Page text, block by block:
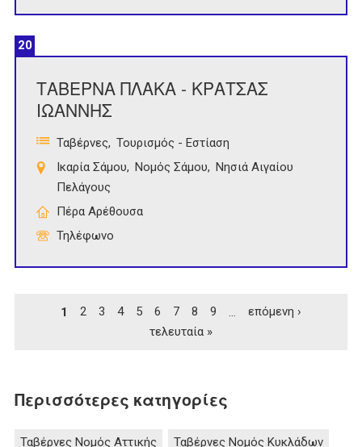
20
ΤΑΒΕΡΝΑ ΠΛΑΚΑ - ΚΡΑΤΣΑΣ
ΙΩΑΝΝΗΣ
Ταβέρνες
Τουρισμός - Εστίαση
Ικαρία Σάμου
Νομός Σάμου
Νησιά Αιγαίου
Πελάγους
Πέρα Αρέθουσα
Τηλέφωνο
1 2 3 4 5 6 7 8 9
επόμενη ›
τελευταία »
Περισσότερες κατηγορίες
Ταβέρνες Νομός Αττικής Ταβέρνες Νομός Κυκλάδων